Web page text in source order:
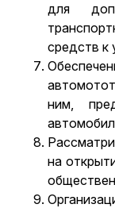
для
средств
ним,
на